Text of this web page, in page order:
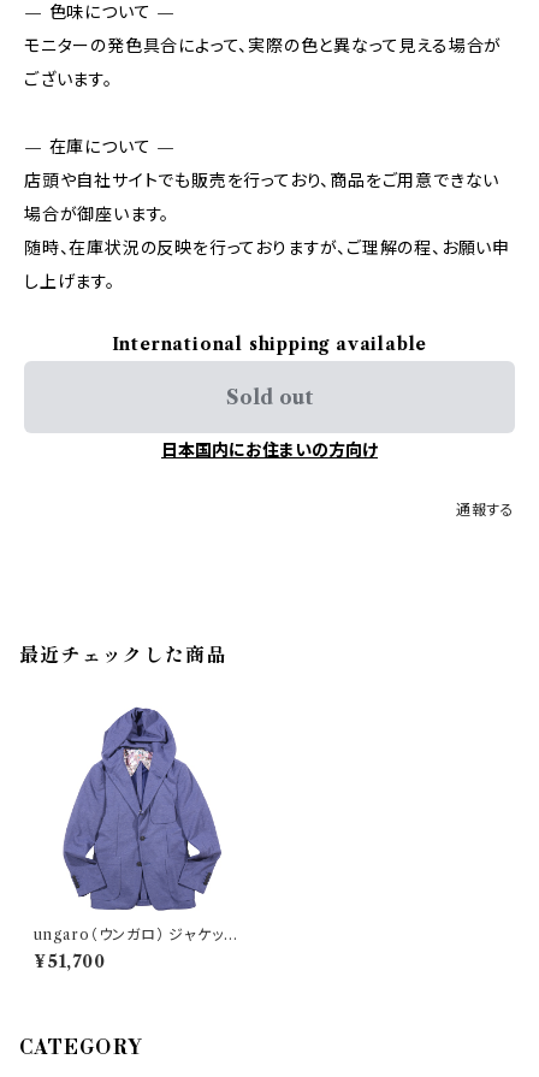
— 色味について —
モニターの発色具合によって、実際の色と異なって見える場合が
ございます。
— 在庫について —
店頭や自社サイトでも販売を行っており、商品をご用意できない
場合が御座います。
随時、在庫状況の反映を行っておりますが、ご理解の程、お願い申
し上げます。
International shipping available
Sold out
日本国内にお住まいの方向け
通報する
最近チェックした商品
ungaro（ウンガロ） ジャケット
U2014J1G5243J 35152
¥51,700
CATEGORY